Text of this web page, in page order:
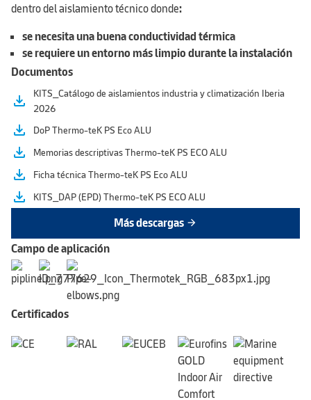
dentro del aislamiento técnico donde:
se necesita una buena conductividad térmica
se requiere un entorno más limpio durante la instalación
Documentos
file_download
KITS_Catálogo de aislamientos industria y climatización Iberia
2026
file_download DoP Thermo-teK PS Eco ALU
file_download Memorias descriptivas Thermo-teK PS ECO ALU
file_download Ficha técnica Thermo-teK PS Eco ALU
file_download KITS_DAP (EPD) Thermo-teK PS ECO ALU
Más descargas arrow_forward
Campo de aplicación
Certificados